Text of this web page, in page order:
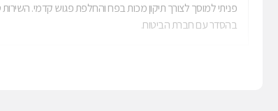
פניתי למוסך לצורך תיקון מכות בפח והחלפת פגוש קדמי.
בהסדר עם חברת הביטוח.